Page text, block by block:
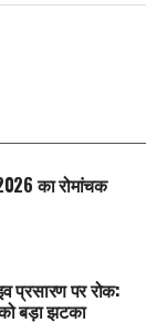
का रोमांचक
प्रसारण पर रोक:
बड़ा झटका